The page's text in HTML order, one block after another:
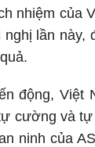
nhiệm của
lần
động, Việt
cường và
ninh của